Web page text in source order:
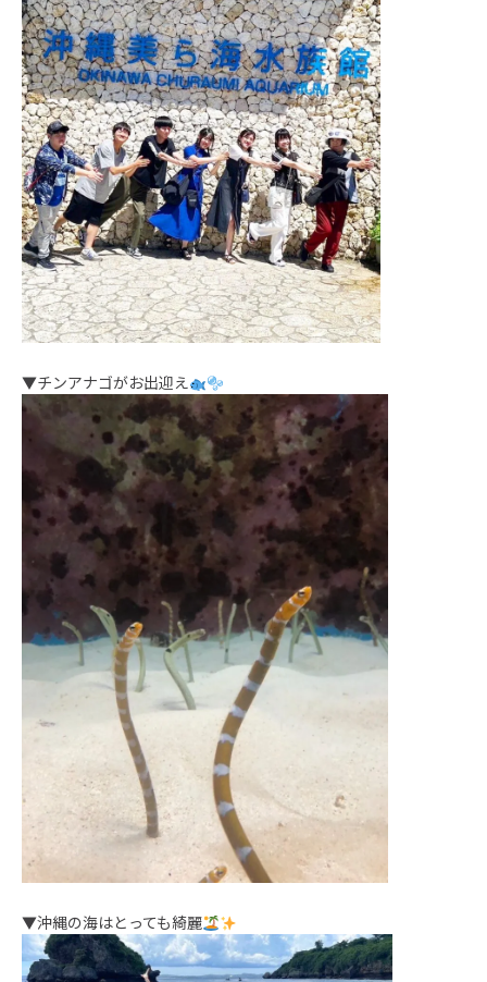
▼チンアナゴがお出迎え
▼沖縄の海はとっても綺麗